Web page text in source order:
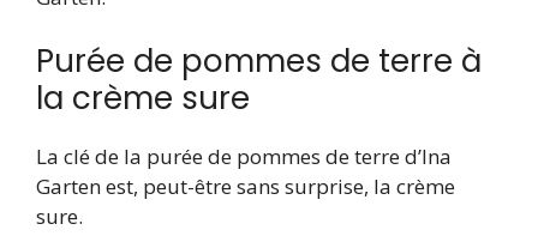
Purée de pommes de terre à
la crème sure
La clé de la purée de pommes de terre d’Ina
Garten est, peut-être sans surprise, la crème
sure.